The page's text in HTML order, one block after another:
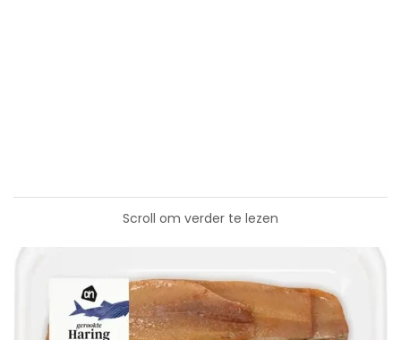
Scroll om verder te lezen